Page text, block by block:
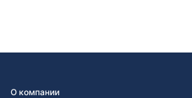
О компании